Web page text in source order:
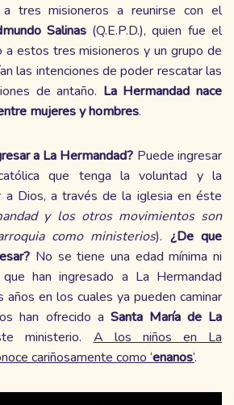
tres misioneros a reunirse con el
Salinas(Q.E.P.D.), quien fue el
estos tres misioneros y un grupo de
las intenciones de poder rescatar las
de antaño. La Hermandad nace
mujeres y hombres.
a La Hermandad? Puede ingresar
que tenga la voluntad y la
a Dios, a través de la iglesia en éste
y los otros movimientos son
como ministerios). ¿De que
No se tiene una edad mínima ni
han ingresado a La Hermandad
en los cuales ya pueden caminar
han ofrecido a Santa María de La
ministerio. A los niños en La
cariñosamente como ‘enanos‘.